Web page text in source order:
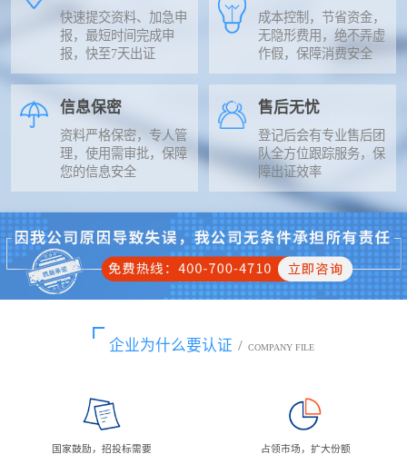
快速提交资料、加急申
报，最短时间完成申
报，快至7天出证
成本控制，节省资金，
无隐形费用，绝不弄虚
作假，保障消费安全
信息保密
资料严格保密，专人管
理，使用需审批，保障
您的信息安全
售后无忧
登记后会有专业售后团
队全方位跟踪服务，保
障出证效率
企业为什么要认证 / COMPANY FILE
国家鼓励，招投标需要 占领市场，扩大份额